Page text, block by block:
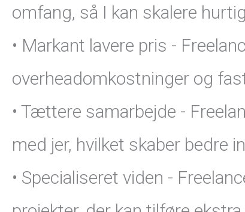
omfang, så I kan skalere
• Markant lavere pris -
overheadomkostninger og
• Tættere samarbejde -
med jer, hvilket skaber bedre
• Specialiseret viden -